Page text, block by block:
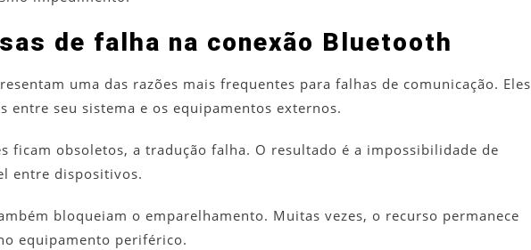
de falha na conexão Bluetooth
uma das razões mais frequentes para falhas de comunicação. Eles
entre seu sistema e os equipamentos externos.
ficam obsoletos, a tradução falha. O resultado é a impossibilidade de
entre dispositivos.
bloqueiam o emparelhamento. Muitas vezes, o recurso permanece
equipamento periférico.